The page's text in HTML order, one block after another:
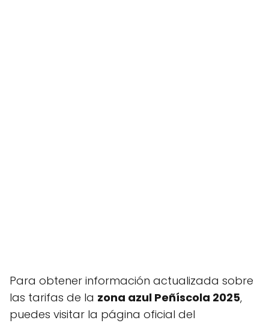
Para obtener información actualizada sobre
las tarifas de la zona azul Peñíscola 2025,
puedes visitar la página oficial del